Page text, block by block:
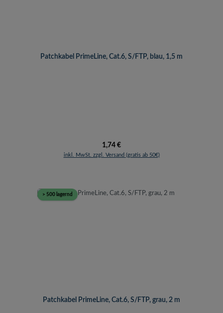
Patchkabel PrimeLine, Cat.6, S/FTP, blau, 1,5 m
Regulärer Preis:
1,74 €
inkl. MwSt. zzgl. Versand (gratis ab 50€)
> 500 lagernd
Patchkabel PrimeLine, Cat.6, S/FTP, grau, 2 m